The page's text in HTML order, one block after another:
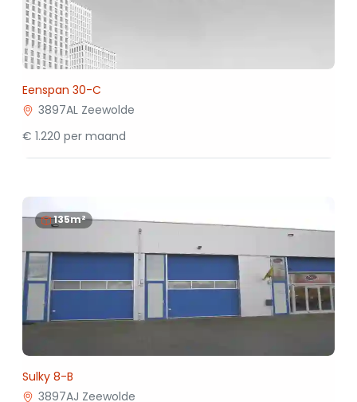
Eenspan 30-C
3897AL Zeewolde
€ 1.220 per maand
135m²
Sulky 8-B
3897AJ Zeewolde